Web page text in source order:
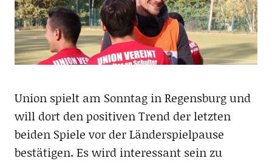
Union spielt am Sonntag in Regensburg und
will dort den positiven Trend der letzten
beiden Spiele vor der Länderspielpause
bestätigen. Es wird interessant sein zu